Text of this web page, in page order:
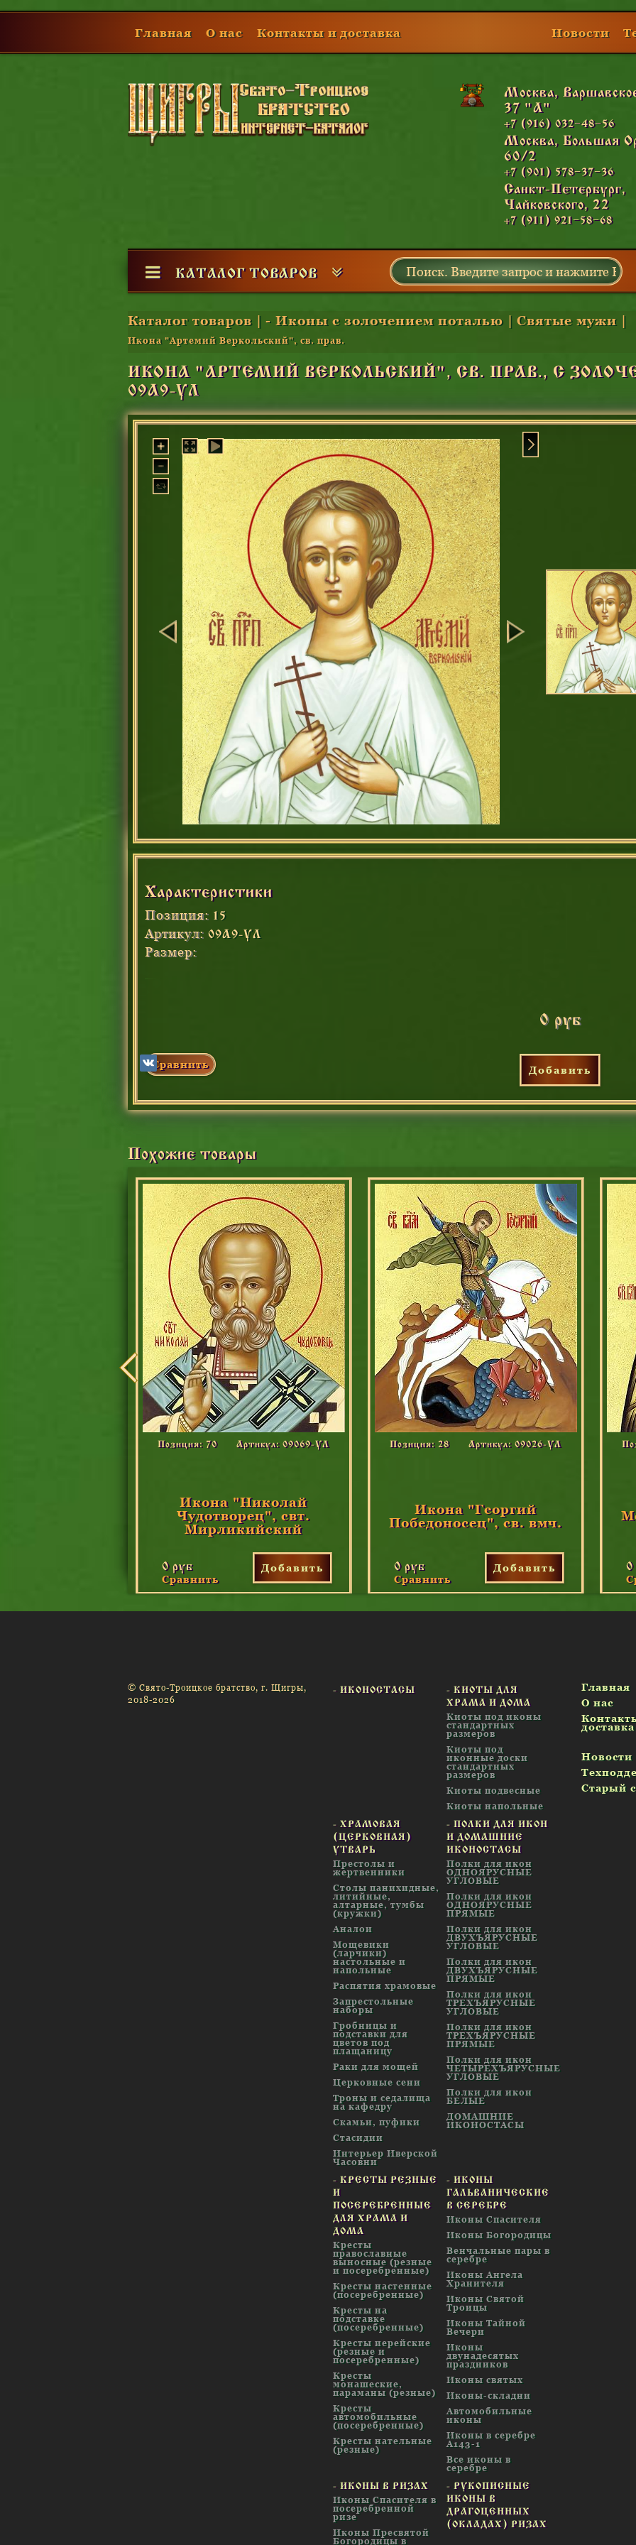
Главная О нас Контакты и доставка Новости
Москва,
37 "А"
+7 (916) 032−48−56
Москва, Большая
60/2
+7 (901) 578−37−36
Санкт-Петербург,
Чайковского, 22
+7 (911) 921−58−68
КАТАЛОГ ТОВАРОВ
Каталог товаров | - Иконы с золочением поталью | Святые мужи |
Икона "Артемий Веркольский", св. прав.
ИКОНА "АРТЕМИЙ ВЕРКОЛЬСКИЙ", СВ. ПРАВ., С
09А9-УЛ
Характеристики
Позиция: 15
Артикул: 09А9-УЛ
Размер:
Сравнить
0 руб
Добавить
Похожие товары
Позиция: 70 Артикул: 09069-УЛ
Икона "Николай
Чудотворец", свт.
Мирликийский
0 руб
Сравнить
Добавить
Позиция: 28 Артикул: 09026-УЛ
Икона "Георгий
Победоносец", св. вмч.
0 руб
Сравнить
Добавить 0
© Свято-Троицкое братство, г. Щигры,
2018-2026
- ИКОНОСТАСЫ - КИОТЫ ДЛЯ
ХРАМА И ДОМА
Киоты под иконы
стандартных
размеров
Киоты под
иконные доски
стандартных
размеров
Киоты подвесные
Киоты напольные
- ХРАМОВАЯ
(ЦЕРКОВНАЯ)
УТВАРЬ
Престолы и
жертвенники
Столы панихидные,
литийные,
алтарные, тумбы
(кружки)
Аналои
Мощевики
(ларчики)
настольные и
напольные
Распятия храмовые
Запрестольные
наборы
Гробницы и
подставки для
цветов под
плащаницу
Раки для мощей
Церковные сени
Троны и седалища
на кафедру
Скамьи, пуфики
Стасидии
Интерьер Иверской
Часовни
- ПОЛКИ ДЛЯ ИКОН
И ДОМАШНИЕ
ИКОНОСТАСЫ
Полки для икон
ОДНОЯРУСНЫЕ
УГЛОВЫЕ
Полки для икон
ОДНОЯРУСНЫЕ
ПРЯМЫЕ
Полки для икон
ДВУХЪЯРУСНЫЕ
УГЛОВЫЕ
Полки для икон
ДВУХЪЯРУСНЫЕ
ПРЯМЫЕ
Полки для икон
ТРЕХЪЯРУСНЫЕ
УГЛОВЫЕ
Полки для икон
ТРЕХЪЯРУСНЫЕ
ПРЯМЫЕ
Полки для икон
ЧЕТЫРЕХЪЯРУСНЫЕ
УГЛОВЫЕ
Полки для икон
БЕЛЫЕ
ДОМАШНИЕ
ИКОНОСТАСЫ
- КРЕСТЫ РЕЗНЫЕ
И
ПОСЕРЕБРЕННЫЕ
ДЛЯ ХРАМА И
ДОМА
Кресты
православные
выносные (резные
и посеребренные)
Кресты настенные
(посеребренные)
Кресты на
подставке
(посеребренные)
Кресты иерейские
(резные и
посеребренные)
Кресты
монашеские,
параманы (резные)
Кресты
автомобильные
(посеребренные)
Кресты нательные
(резные)
- ИКОНЫ
ГАЛЬВАНИЧЕСКИЕ
В СЕРЕБРЕ
Иконы Спасителя
Иконы Богородицы
Венчальные пары в
серебре
Иконы Ангела
Хранителя
Иконы Святой
Троицы
Иконы Тайной
Вечери
Иконы
двунадесятых
праздников
Иконы святых
Иконы-складни
Автомобильные
иконы
Иконы в серебре
А143-1
Все иконы в
серебре
- ИКОНЫ В РИЗАХ
Иконы Спасителя в
посеребренной
ризе
Иконы Пресвятой
Богородицы в
- РУКОПИСНЫЕ
ИКОНЫ В
ДРАГОЦЕННЫХ
(ОКЛАДАХ) РИЗАХ
Главная
О нас
доставка
Новости
Старый